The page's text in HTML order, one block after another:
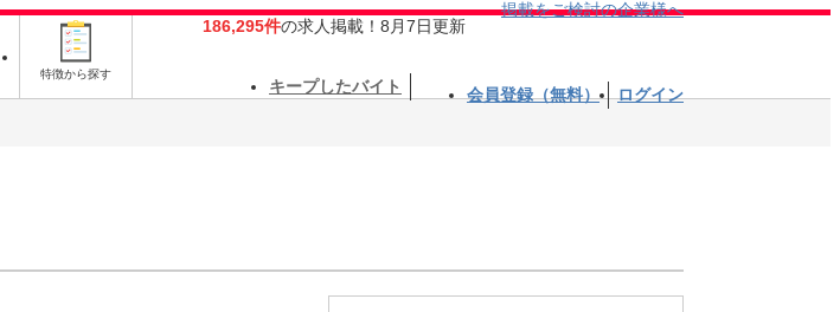
特徴から探す
186,295件の求人掲載！8月7日更新
掲載をご検討の企業様へ
キープしたバイト 会員登録（無料） ログイン